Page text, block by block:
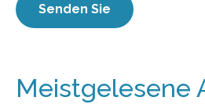
Meistgelesene